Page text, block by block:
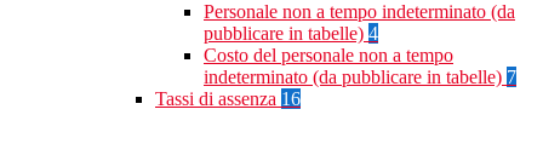
Personale non a tempo indeterminato (da
pubblicare in tabelle) 4
Costo del personale non a tempo
indeterminato (da pubblicare in tabelle) 7
Tassi di assenza 16